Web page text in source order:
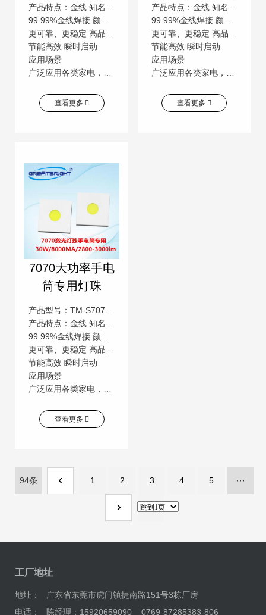
产品特点：金线 知名芯片 低压直流
99.99%金线焊接 颜色一致性高 低压直流操作
更可靠、更稳定 高品质，高流明 更安全
节能高效 瞬时启动
应用场景
广泛应用各类家电，电子产品、照明灯饰、数码产品、汽车电子、通信交通指示、城市亮化工程的相关产业
查看更多
产品特点：金线 知名芯片 低压直流
99.99%金线焊接 颜色一致性高 低压直流操作
更可靠、更稳定 高品质，高流明 更安全
节能高效 瞬时启动
应用场景
广泛应用各类家电，电子产品、照明灯饰、数码产品、汽车电子、通信交通指示、城市亮化工程的相关产业
查看更多
7070大功率手电
筒专用灯珠
产品特点：金线 知名芯片 低压直流
99.99%金线焊接 颜色一致性高 低压直流操作
更可靠、更稳定 高品质，高流明 更安全
节能高效 瞬时启动
应用场景
广泛应用各类家电，电子产品、照明灯饰、数码产品、汽车电子、通信交通指示、城市亮化工程的相关产业
查看更多
94条 ‹ 1 2 3 4 5 ···
›
工厂地址
地址：
广东省东莞市虎门镇捷南路151号3栋厂房
电话：
陈经理：15920659090 0769-87285383-806